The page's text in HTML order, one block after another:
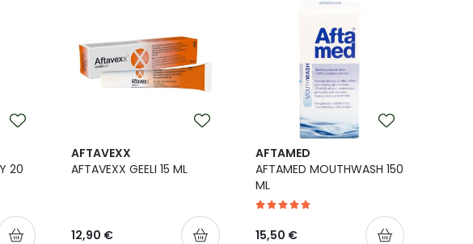
20
AFTAVEXX
AFTAVEXX GEELI 15 ML
12,90 €
AFTAMED
AFTAMED MOUTHWASH 150
ML
15,50 €